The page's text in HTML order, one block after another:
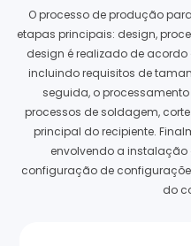
O processo de produção
etapas principais: design,
design é realizado de
incluindo requisitos de
seguida, o
processos de soldagem,
principal do recipiente.
envolvendo a instalação
configuração de
do